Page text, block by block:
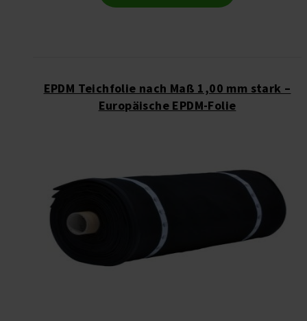
EPDM Teichfolie nach Maß 1,00 mm stark –
Europäische EPDM-Folie